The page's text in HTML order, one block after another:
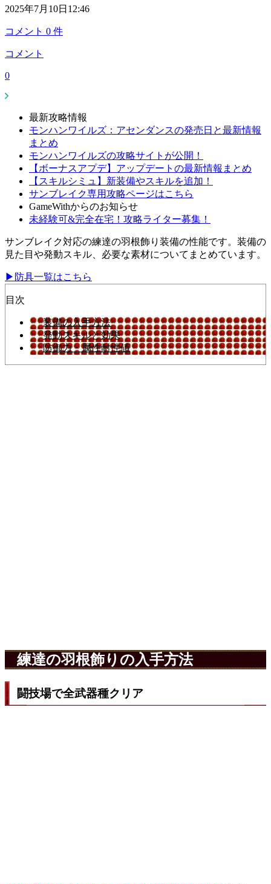
2025年7月10日12:46
コメント 0 件
コメント
0
最新攻略情報
モンハンワイルズ：アセンダンスの発売日と最新情報
まとめ
モンハンワイルズの攻略サイトが公開！
【ボーナスアプデ】アップデートの最新情報まとめ
【スキルシミュ】新装備やスキルを追加！
サンブレイク専用攻略ページはこちら
GameWithからのお知らせ
未経験可&完全在宅！攻略ライター募集！
サンブレイク対応の練達の羽根飾り装備の性能です。装備の
見た目や発動スキル、必要な素材についてまとめています。
▶防具一覧はこちら
目次
装備の入手方法
発動スキルと効果
防御力・属性耐性値
練達の羽根飾りの入手方法
闘技場で全武器種クリア